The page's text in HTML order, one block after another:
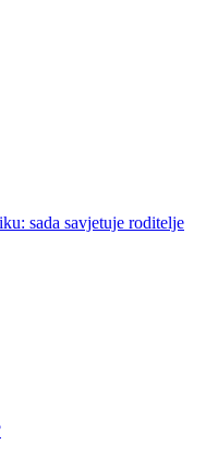
sada savjetuje roditelje